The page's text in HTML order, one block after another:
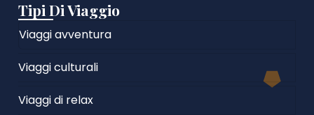
Tipi Di Viaggio
Viaggi avventura
Viaggi culturali
Viaggi di relax